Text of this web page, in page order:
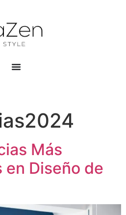
Más
en Diseño de